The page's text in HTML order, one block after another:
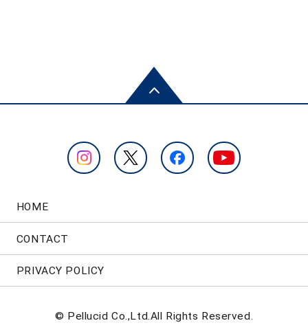
HOME
CONTACT
PRIVACY POLICY
© Pellucid Co.,Ltd.All Rights Reserved.